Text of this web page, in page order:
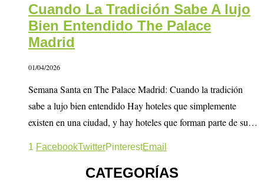
Cuando La Tradición Sabe A lujo
Bien Entendido The Palace
Madrid
01/04/2026
Semana Santa en The Palace Madrid: Cuando la tradición
sabe a lujo bien entendido Hay hoteles que simplemente
existen en una ciudad, y hay hoteles que forman parte de su…
1 FacebookTwitterPinterestEmail
CATEGORÍAS